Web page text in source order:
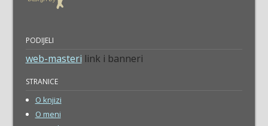
PODIJELI
web-masteri link i banneri
STRANICE
O knjizi
O meni